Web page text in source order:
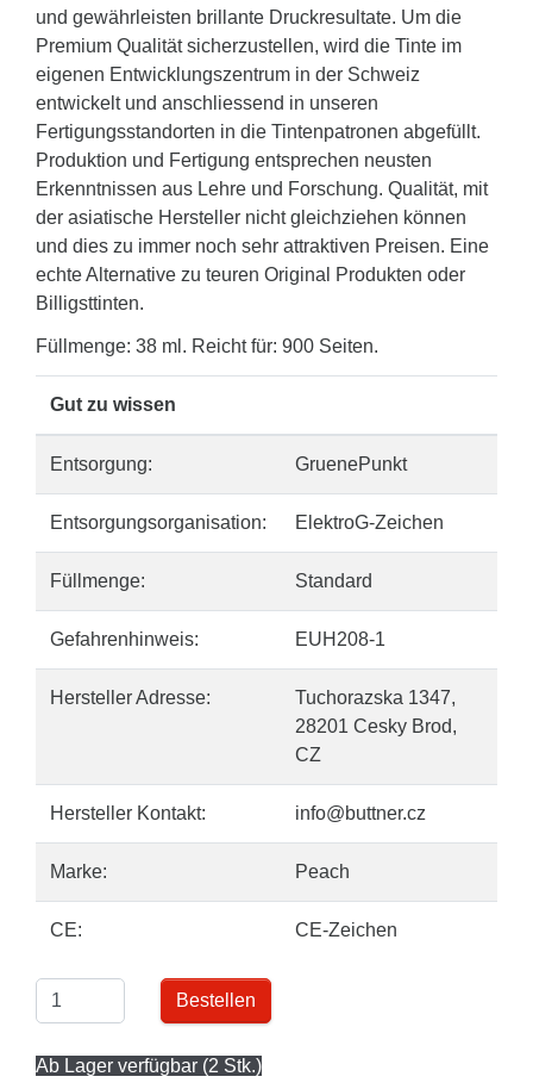
und gewährleisten brillante Druckresultate. Um die
Premium Qualität sicherzustellen, wird die Tinte im
eigenen Entwicklungszentrum in der Schweiz
entwickelt und anschliessend in unseren
Fertigungsstandorten in die Tintenpatronen abgefüllt.
Produktion und Fertigung entsprechen neusten
Erkenntnissen aus Lehre und Forschung. Qualität, mit
der asiatische Hersteller nicht gleichziehen können
und dies zu immer noch sehr attraktiven Preisen. Eine
echte Alternative zu teuren Original Produkten oder
Billigsttinten.
Füllmenge: 38 ml. Reicht für: 900 Seiten.
Gut zu wissen
Entsorgung: GruenePunkt
Entsorgungsorganisation: ElektroG-Zeichen
Füllmenge: Standard
Gefahrenhinweis: EUH208-1
Hersteller Adresse:
Tuchorazska 1347,
28201 Cesky Brod,
CZ
Hersteller Kontakt: info@buttner.cz
Marke: Peach
CE: CE-Zeichen
Bestellen
Ab Lager verfügbar (2 Stk.)